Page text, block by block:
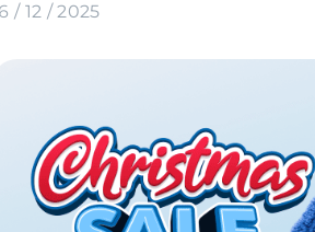
/ 12 / 2025